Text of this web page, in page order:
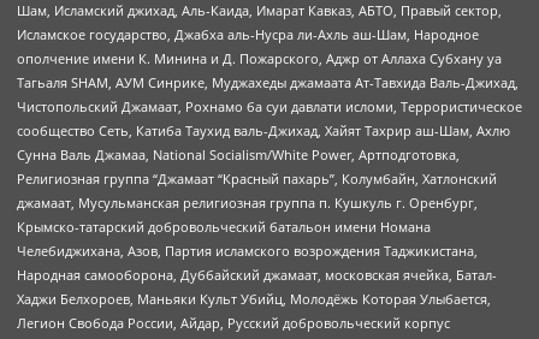
Шам, Исламский джихад, Аль-Каида, Имарат Кавказ, АБТО, Правый сектор,
Исламское государство, Джабха аль-Нусра ли-Ахль аш-Шам, Народное
ополчение имени К. Минина и Д. Пожарского, Аджр от Аллаха Субхану уа
Тагьаля SHAM, АУМ Синрике, Муджахеды джамаата Ат-Тавхида Валь-Джихад,
Чистопольский Джамаат, Рохнамо ба суи давлати исломи, Террористическое
сообщество Сеть, Катиба Таухид валь-Джихад, Хайят Тахрир аш-Шам, Ахлю
Сунна Валь Джамаа, National Socialism/White Power, Артподготовка,
Религиозная группа “Джамаат “Красный пахарь”, Колумбайн, Хатлонский
джамаат, Мусульманская религиозная группа п. Кушкуль г. Оренбург,
Крымско-татарский добровольческий батальон имени Номана
Челебиджихана, Азов, Партия исламского возрождения Таджикистана,
Народная самооборона, Дуббайский джамаат, московская ячейка, Батал-
Хаджи Белхороев, Маньяки Культ Убийц, Молодёжь Которая Улыбается,
Легион Свобода России, Айдар, Русский добровольческий корпус